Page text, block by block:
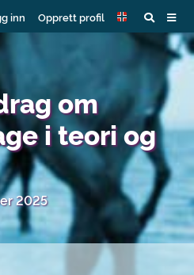
inn Opprett profil
om
i teori og
2025